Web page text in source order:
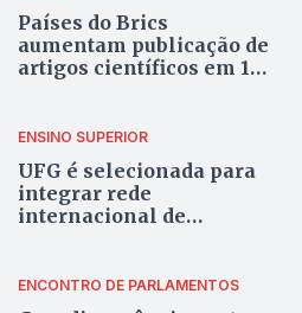
Países do Brics
aumentam publicação de
artigos científicos em 10
ENSINO SUPERIOR
UFG é selecionada para
integrar rede
internacional de
ENCONTRO DE PARLAMENTOS